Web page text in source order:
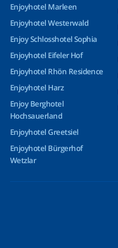
Enjoyhotel Marleen
Enjoyhotel Westerwald
Enjoy Schlosshotel Sophia
Enjoyhotel Eifeler Hof
Enjoyhotel Rhön Residence
Enjoyhotel Harz
Enjoy Berghotel
Hochsauerland
Enjoyhotel Greetsiel
Enjoyhotel Bürgerhof
Wetzlar